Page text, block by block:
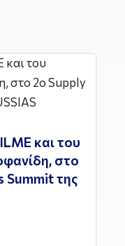
και του
στο
Summit της